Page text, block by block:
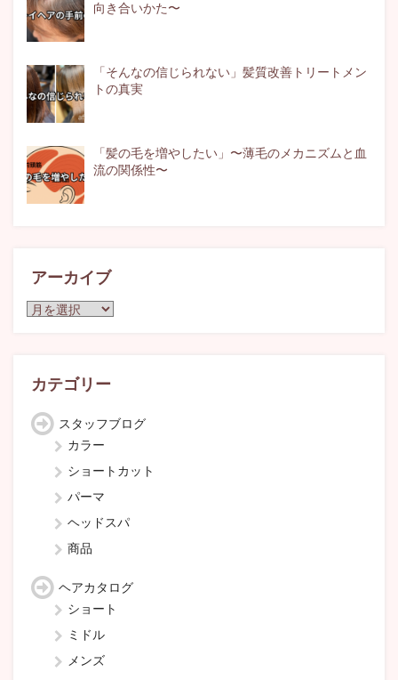
向き合いかた〜
「そんなの信じられない」髪質改善トリートメン
トの真実
「髪の毛を増やしたい」〜薄毛のメカニズムと血
流の関係性〜
アーカイブ
ア
ブ
カテゴリー
スタッフブログ
カラー
ショートカット
パーマ
ヘッドスパ
商品
ヘアカタログ
ショート
ミドル
メンズ